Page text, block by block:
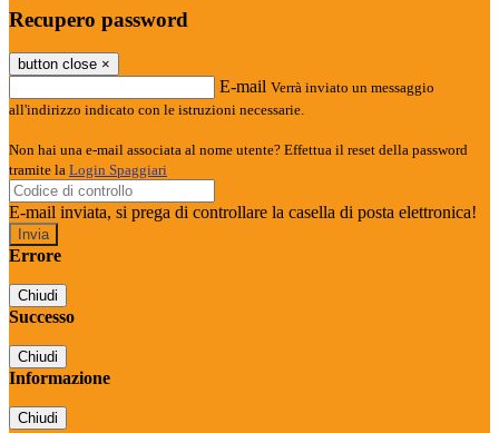
Recupero password
button close ×
E-mail Verrà inviato un messaggio
all'indirizzo indicato con le istruzioni necessarie.
Non hai una e-mail associata al nome utente? Effettua il reset della password
tramite la Login Spaggiari
E-mail inviata, si prega di controllare la casella di posta elettronica!
Errore
Chiudi
Successo
Chiudi
Informazione
Chiudi